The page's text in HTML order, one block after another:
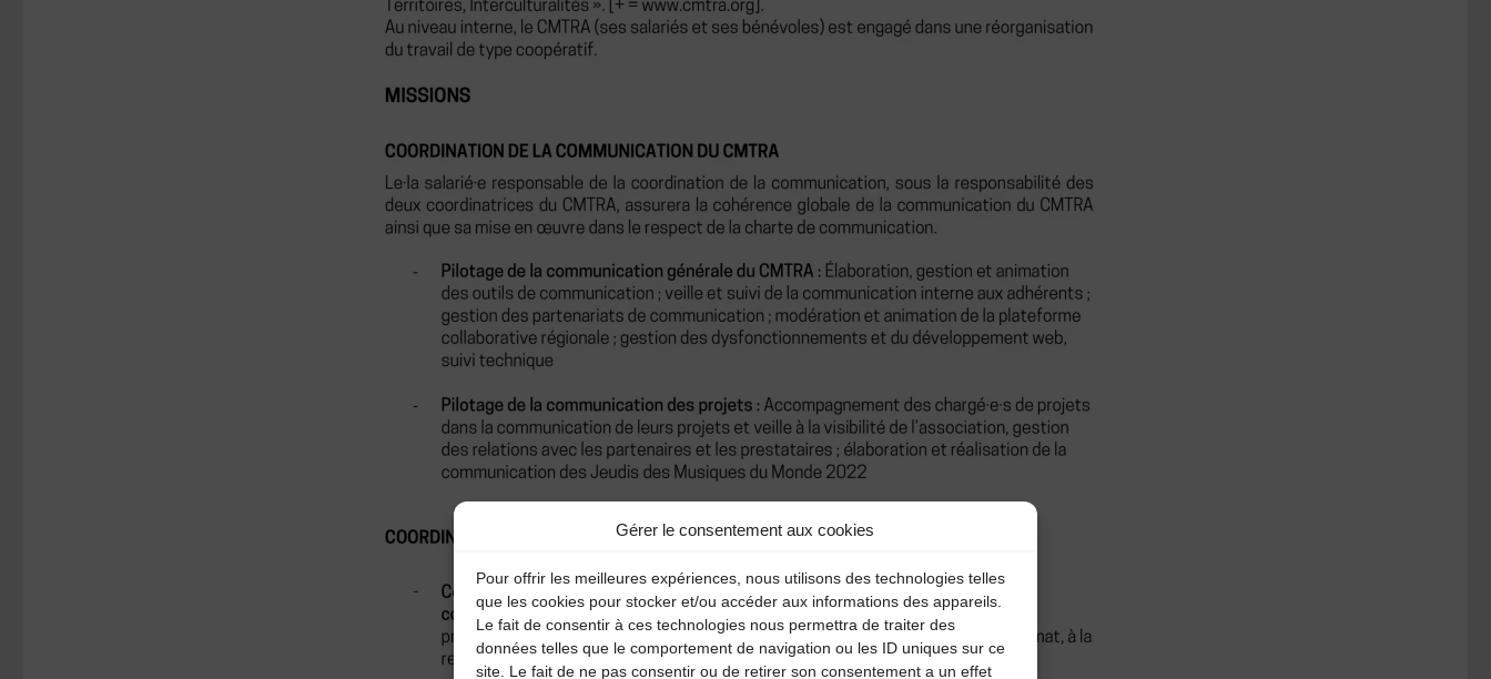
Gérer le consentement aux cookies
Pour offrir les meilleures expériences, nous utilisons des technologies telles
que les cookies pour stocker et/ou accéder aux informations des appareils.
Le fait de consentir à ces technologies nous permettra de traiter des
données telles que le comportement de navigation ou les ID uniques sur ce
site. Le fait de ne pas consentir ou de retirer son consentement a un effet